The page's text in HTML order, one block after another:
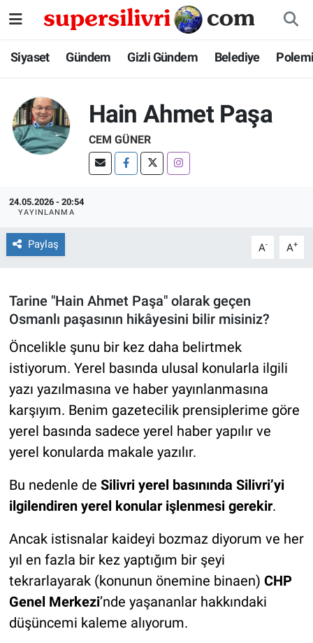
Siyaset Gündem Gizli Gündem Belediye
Hain Ahmet Paşa
CEM GÜNER
24.05.2026 - 20:54
YAYINLANMA
Paylaş A- A+
Tarine "Hain Ahmet Paşa" olarak geçen
Osmanlı paşasının hikâyesini bilir misiniz?
Öncelikle şunu bir kez daha belirtmek
istiyorum. Yerel basında ulusal konularla ilgili
yazı yazılmasına ve haber yayınlanmasına
karşıyım. Benim gazetecilik prensiplerime göre
yerel basında sadece yerel haber yapılır ve
yerel konularda makale yazılır.
Bu nedenle de Silivri yerel basınında Silivri’yi
ilgilendiren yerel konular işlenmesi gerekir.
Ancak istisnalar kaideyi bozmaz diyorum ve her
yıl en fazla bir kez yaptığım bir şeyi
tekrarlayarak (konunun önemine binaen) CHP
Genel Merkezi’nde yaşananlar hakkındaki
düşüncemi kaleme alıyorum.
Siyaset
Gizli Gündem
Polemik
İstanbul Nöbetçi Eczaneler
İstanbul Namaz Vakitleri
İstanbul Trafik Yoğunluk Haritası
Süper Lig Puan Durumu ve Fikstür
Tüm Manşetler
Haber Arşivi